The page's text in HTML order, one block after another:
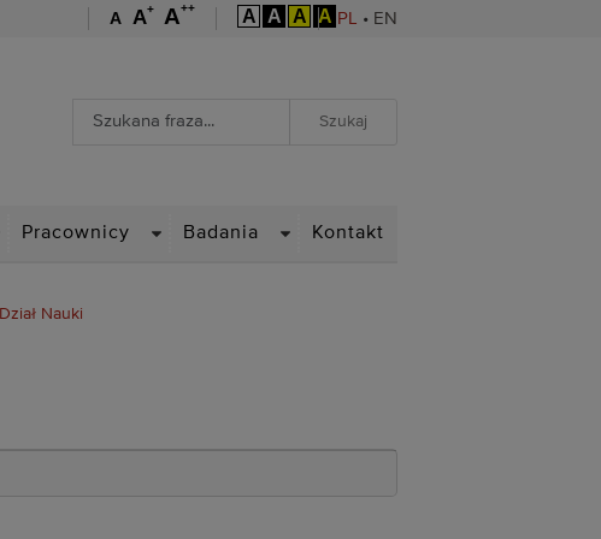
A A+ A++ A A A A PL • EN
Wyszukiwarka
Pracownicy Badania Kontakt
Dział Nauki